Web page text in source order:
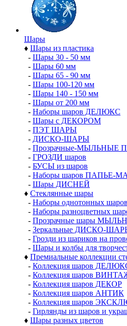
Шары
♦ Шары из пластика
- Шары 30 - 50 мм
- Шары 60 мм
- Шары 65 - 90 мм
- Шары 100-120 мм
- Шары 140 - 150 мм
- Шары от 200 мм
- Наборы шаров ДЕЛЮКС
- Шары с ДЕКОРОМ
- ПЭТ ШАРЫ
- ДИСКО-ШАРЫ
- Прозрачные-МЫЛЬНЫЕ
- ГРОЗДИ шаров
- БУСЫ из шаров
- Наборы шаров ПАПЬЕ-
- Шары ДИСНЕЙ
♦ Стеклянные шары
- Наборы однотонных шаров
- Наборы разноцветных
- Прозрачные шары
- Зеркальные ДИСКО-
- Грозди из шариков на
- Шары и колбы для
♦ Премиальные коллекции
- Коллекция шаров
- Коллекция шаров
- Коллекция шаров ДЕКОР
- Коллекция шаров АНТИК
- Коллекция шаров
- Гирлянды из шаров и
♦ Шары разных цветов